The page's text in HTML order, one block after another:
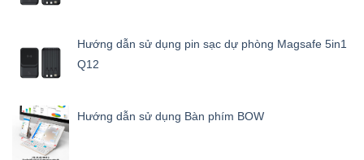
Hướng dẫn sử dụng pin sạc dự phòng Magsafe 5in1
Q12
Hướng dẫn sử dụng Bàn phím BOW